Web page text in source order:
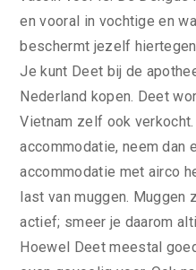
en vooral in vochtige en
beschermt jezelf
Je kunt Deet bij de
Nederland kopen. Deet
Vietnam zelf ook
accommodatie, neem dan
accommodatie met airco
last van muggen. Muggen
actief; smeer je daarom
Hoewel Deet meestal